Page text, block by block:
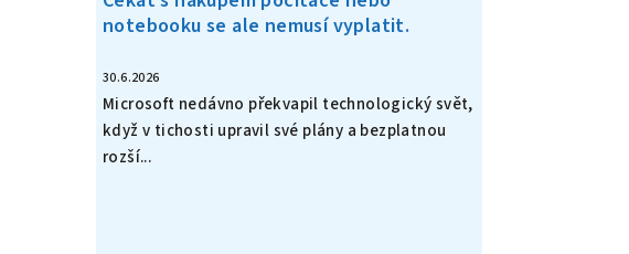
notebooku se ale nemusí vyplatit.
30.6.2026
Microsoft nedávno překvapil technologický svět,
když v tichosti upravil své plány a bezplatnou
rozší...